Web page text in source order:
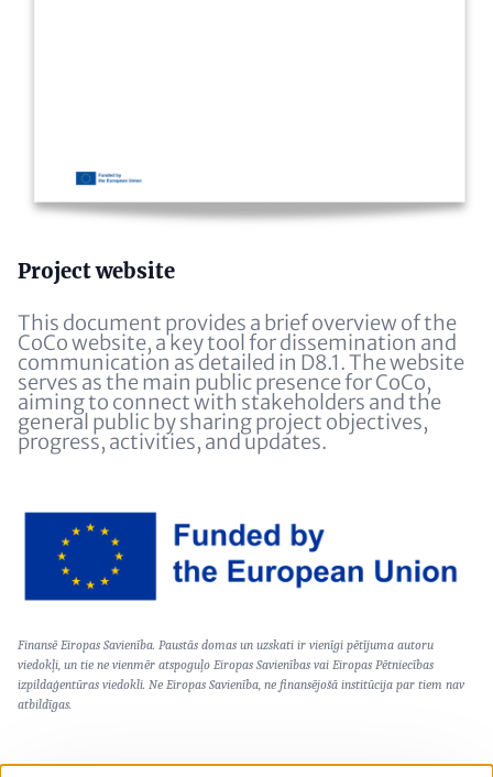
Text
(optional)
Project website
This document provides a brief overview of the
CoCo website, a key tool for dissemination and
communication as detailed in D8.1. The website
serves as the main public presence for CoCo,
aiming to connect with stakeholders and the
general public by sharing project objectives,
progress, activities, and updates.
Image
Text
(optional)
Finansē Eiropas Savienība. Paustās domas un uzskati ir vienīgi pētījuma autoru
viedokļi, un tie ne vienmēr atspoguļo Eiropas Savienības vai Eiropas Pētniecības
izpildaģentūras viedokli. Ne Eiropas Savienība, ne finansējošā institūcija par tiem nav
atbildīgas.